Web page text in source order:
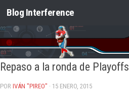
Saltar al contenido
Blog Interference
Repaso a la ronda de
POR IVÁN "PIREO" · 15 ENERO, 2015